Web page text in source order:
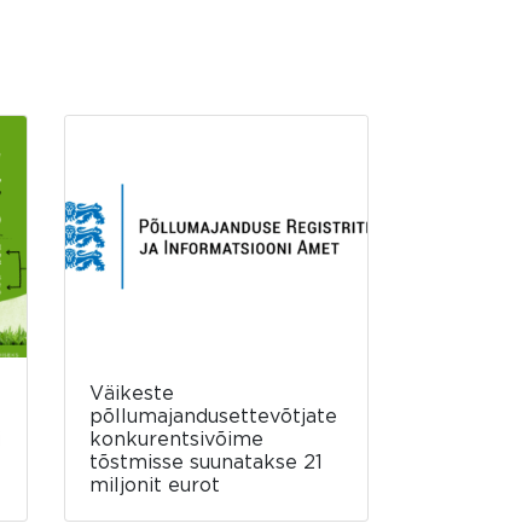
Väikeste
põllumajandusettevõtjate
konkurentsivõime
tõstmisse suunatakse 21
miljonit eurot